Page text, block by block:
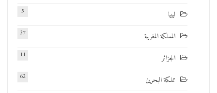
ليبيا 5
المملكة المغربية 37
الجزائر 11
مملكة البحرين 62